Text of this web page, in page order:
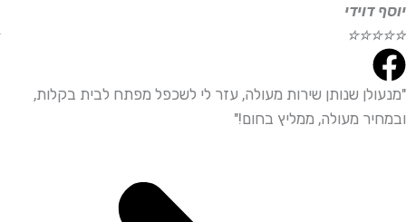
☆
☆
שנותן שירות מעולה, עזר לי לשכפל מפתח לבית בקלות,
מעולה, ממליץ בחום!"